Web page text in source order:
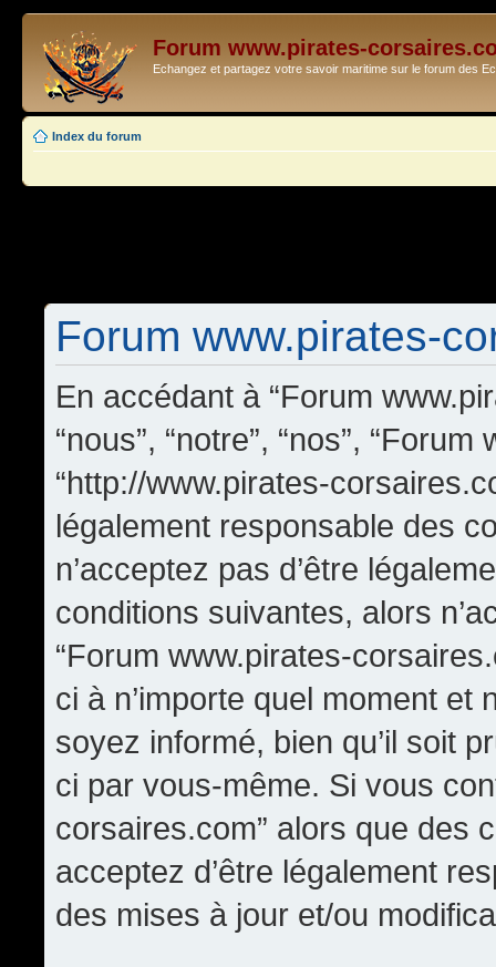
Forum www.pirates-
Echangez et partagez votre savoir maritime sur le forum des
Index du forum
Forum www.pirates-
En accédant à “Forum
“nous”, “notre”, “nos”,
“http://www.pirates-
légalement responsable des
n’acceptez pas d’être
conditions suivantes, alors
“Forum www.pirates-
ci à n’importe quel moment
soyez informé, bien qu’il soit
ci par vous-même. Si vous
corsaires.com” alors que des
acceptez d’être légalement
des mises à jour et/ou